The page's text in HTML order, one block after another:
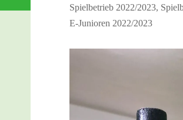
Spielbetrieb 2022/2023,
E-Junioren 2022/2023